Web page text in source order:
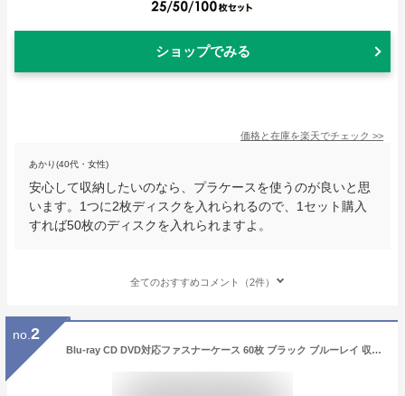
ショップでみる
価格と在庫を楽天でチェック >>
あかり(40代・女性)
安心して収納したいのなら、プラケースを使うのが良いと思
います。1つに2枚ディスクを入れられるので、1セット購入
すれば50枚のディスクを入れられますよ。
全てのおすすめコメント（2件）
no. 2
Blu-ray CD DVD対応ファスナーケース 60枚 ブラック ブルーレイ 収納 ケース ディスクケース ディスク 収納 CCD-HB60BK エレコム ELECOM